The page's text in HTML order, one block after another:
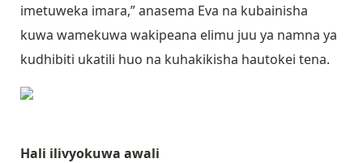
imetuweka imara,” anasema Eva na kubainisha
kuwa wamekuwa wakipeana elimu juu ya namna ya
kudhibiti ukatili huo na kuhakikisha hautokei tena.
Hali ilivyokuwa awali